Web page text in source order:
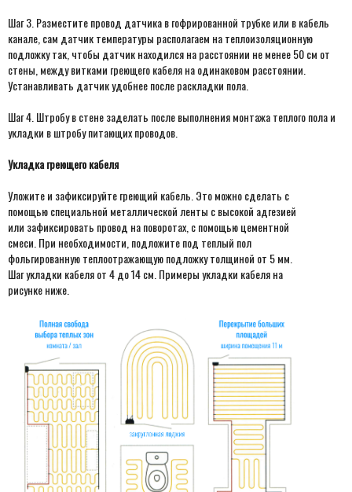
Шаг 3. Разместите провод датчика в гофрированной трубке или в кабель
канале, сам датчик температуры располагаем на теплоизоляционную
подложку так, чтобы датчик находился на расстоянии не менее 50 см от
стены, между витками греющего кабеля на одинаковом расстоянии.
Устанавливать датчик удобнее после раскладки пола.
Шаг 4. Штробу в стене заделать после выполнения монтажа теплого пола и
укладки в штробу питающих проводов.
Укладка греющего кабеля
Уложите и зафиксируйте греющий кабель. Это можно сделать с
помощью специальной металлической ленты с высокой адгезией
или зафиксировать провод на поворотах, с помощью цементной
смеси. При необходимости, подложите под теплый пол
фольгированную теплоотражающую подложку толщиной от 5 мм.
Шаг укладки кабеля от 4 до 14 см. Примеры укладки кабеля на
рисунке ниже.